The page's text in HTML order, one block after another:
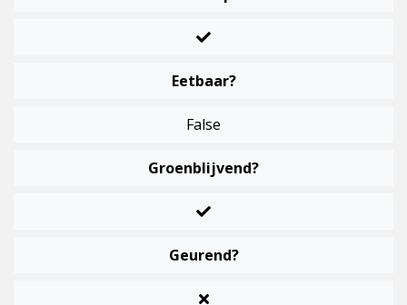
Eetbaar?
False
Groenblijvend?
Geurend?